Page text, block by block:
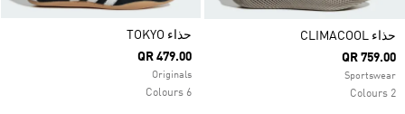
حذاء CLIMACOOL
QR 759.00
Sportswear
2 Colours
حذاء TOKYO
QR 479.00
Originals
6 Colours